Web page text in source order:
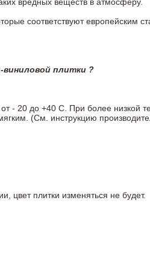
вредных веществ в атмосферу.
соответствуют
виниловой плитки ?
- 20 до +40 С. При более низкой
(См. инструкцию
цвет плитки изменяться не будет.